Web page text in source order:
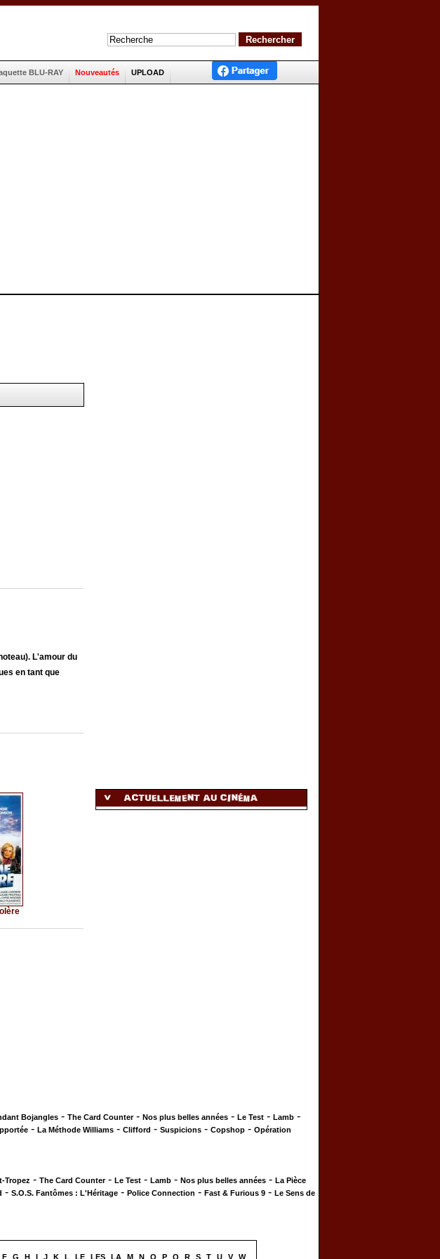
BLU-RAY Nouveautés UPLOAD
L'amour du
en tant que
Bojangles - The Card Counter- Nos plus belles années - Le Test - Lamb -
- La Méthode Williams - Clifford - Suspicions - Copshop - Opération
Tropez - The Card Counter- Le Test - Lamb - Nos plus belles années - La Pièce
- S.O.S. Fantômes : L'Héritage - Police Connection - Fast & Furious 9 - Le Sens de
F G H I J K L LE LES LA M N O P Q R S T U V
W